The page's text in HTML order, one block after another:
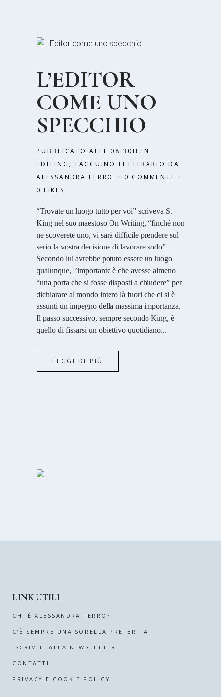
L’EDITOR
COME UNO
SPECCHIO
PUBBLICATO ALLE 08:30H IN
EDITING , TACCUINO LETTERARIO DA
ALESSANDRA FERRO
0 COMMENTI
0 LIKES
“Trovate un luogo tutto per voi” scriveva S.
King nel suo maestoso On Writing, “finché non
ne scoverete uno, vi sarà difficile prendere sul
serio la vostra decisione di lavorare sodo”.
Secondo lui avrebbe potuto essere un luogo
qualunque, l’importante è che avesse almeno
“una porta che si fosse disposti a chiudere” per
dichiarare al mondo intero là fuori che ci si è
assunti un impegno della massima importanza.
Il passo successivo, sempre secondo King, è
quello di fissarsi un obiettivo quotidiano...
LEGGI DI PIÙ
LINK UTILI
CHI È ALESSANDRA FERRO?
C’È SEMPRE UNA SORELLA PREFERITA
ISCRIVITI ALLA NEWSLETTER
CONTATTI
PRIVACY E COOKIE POLICY